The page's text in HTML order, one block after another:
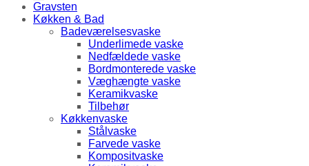
Gravsten
Køkken & Bad
Badeværelsesvaske
Underlimede vaske
Nedfældede vaske
Bordmonterede vaske
Væghængte vaske
Keramikvaske
Tilbehør
Køkkenvaske
Stålvaske
Farvede vaske
Kompositvaske